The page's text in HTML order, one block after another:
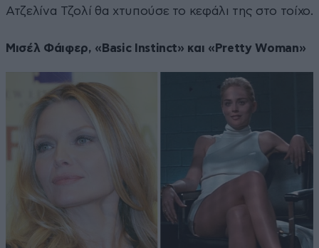
Ατζελίνα Τζολί θα χτυπούσε το κεφάλι της στο τοίχο.
Μισέλ Φάιφερ, «Basic Instinct» και «Pretty Woman»